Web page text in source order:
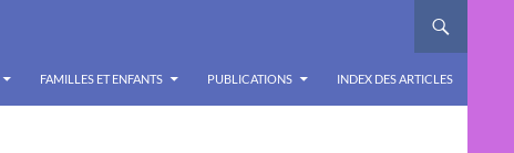
FAMILLES ET ENFANTS PUBLICATIONS INDEX DES ARTICLES